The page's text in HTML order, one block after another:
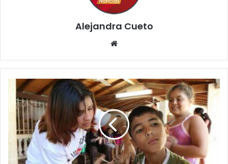
Alejandra Cueto
OPS
alerta
por
repunte
sarampión
México;